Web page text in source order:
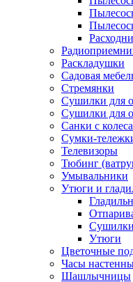
Раскладушки
Садовая
Стремянки
Сушилки для
Сушилки для
Санки с
Сумки-
Телевизоры
Тюбинг
Умывальники
Утюги и
Сушилки
Утюги
Цветочные
Часы
Шашлычницы